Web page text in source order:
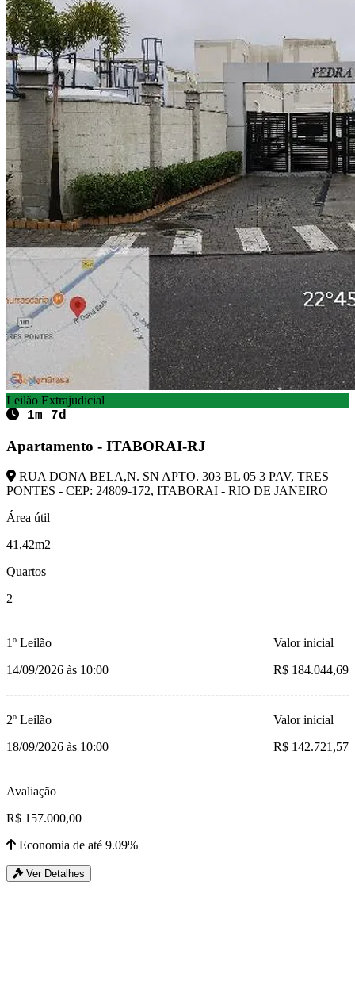
Leilão Extrajudicial
1m 7d
Apartamento - ITABORAI-RJ
RUA DONA BELA,N. SN APTO. 303 BL 05 3 PAV, TRES
PONTES - CEP: 24809-172, ITABORAI - RIO DE JANEIRO
Área útil
41,42m2
Quartos
2
1º Leilão
14/09/2026 às 10:00
Valor inicial
R$ 184.044,69
2º Leilão
18/09/2026 às 10:00
Valor inicial
R$ 142.721,57
Avaliação
R$ 157.000,00
Economia de até 9.09%
Ver Detalhes